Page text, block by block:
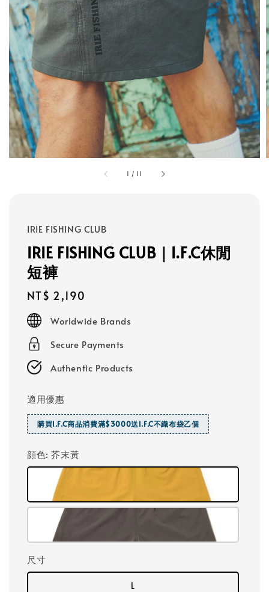
1 / 11
IRIE FISHING CLUB
IRIE FISHING CLUB｜I.F.C休閒
短褲
Regular
price
NT$ 2,190
Worldwide Brands
Secure Payments
Authentic Products
適用優惠
購買I.F.C商品消費滿$3000送I.F.C不織布袋乙個
顔色: 芥末黃
尺寸
L